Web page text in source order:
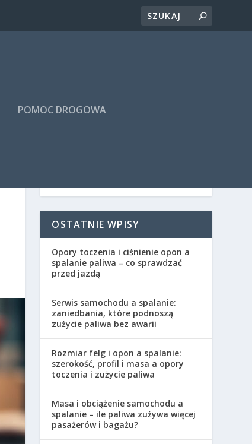
POMOC DROGOWA
OSTATNIE WPISY
Opory toczenia i ciśnienie opon a
spalanie paliwa – co sprawdzać
przed jazdą
Serwis samochodu a spalanie:
zaniedbania, które podnoszą
zużycie paliwa bez awarii
Rozmiar felg i opon a spalanie:
szerokość, profil i masa a opory
toczenia i zużycie paliwa
Masa i obciążenie samochodu a
spalanie – ile paliwa zużywa więcej
pasażerów i bagażu?